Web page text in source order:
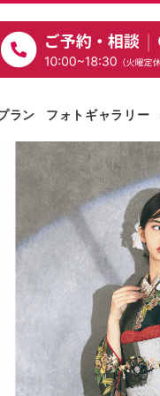
ラン フォトギャラリー